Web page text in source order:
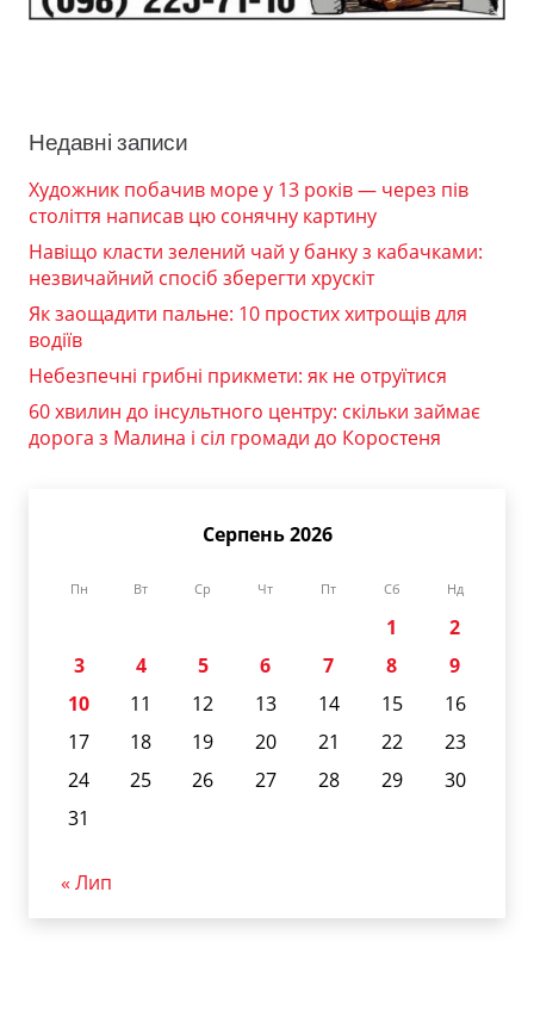
Недавні записи
Художник побачив море у 13 років — через пів
століття написав цю сонячну картину
Навіщо класти зелений чай у банку з кабачками:
незвичайний спосіб зберегти хрускіт
Як заощадити пальне: 10 простих хитрощів для
водіїв
Небезпечні грибні прикмети: як не отруїтися
60 хвилин до інсультного центру: скільки займає
дорога з Малина і сіл громади до Коростеня
Серпень 2026
Пн Вт Ср Чт Пт Сб Нд
1
2
3
4 5 6 7 8
9
10
11 12 13 14 15
16
17
18 19 20 21 22
23
24
25 26 27 28 29
30
31
« Лип